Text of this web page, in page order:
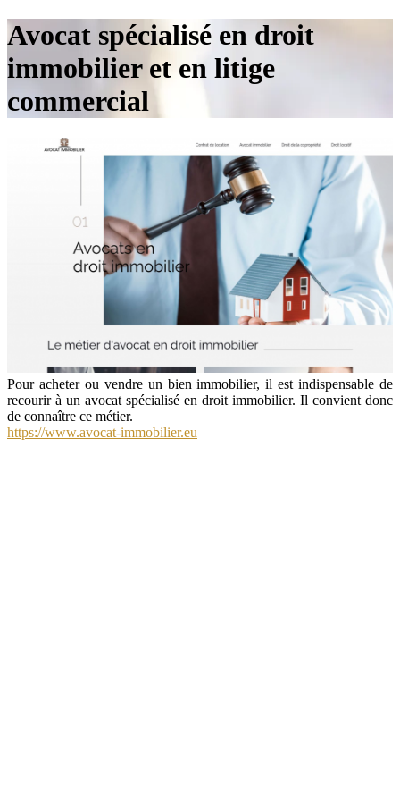
Avocat spécialisé en droit
immobilier et en litige
commercial
Pour acheter ou vendre un bien immobilier, il est indispensable de
recourir à un avocat spécialisé en droit immobilier. Il convient donc
de connaître ce métier.
https://www.avocat-immobilier.eu